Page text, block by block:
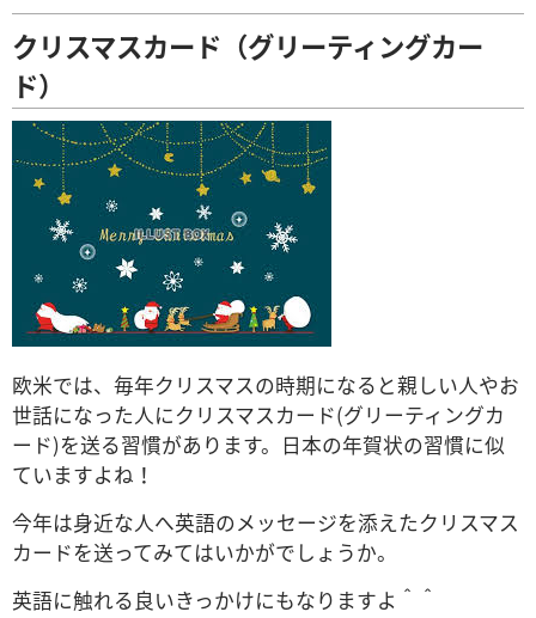
クリスマスカード（グリーティングカー
ド）
欧米では、毎年クリスマスの時期になると親しい人やお
世話になった人にクリスマスカード(グリーティングカ
ード)を送る習慣があります。 日本の年賀状の習慣に似
ていますよね！
今年は身近な人へ英語のメッセージを添えたクリスマス
カードを送ってみてはいかがでしょうか。
英語に触れる良いきっかけにもなりますよ＾＾